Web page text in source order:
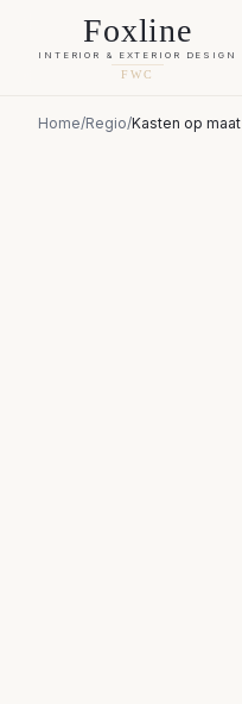
Foxline
INTERIOR & EXTERIOR DESIGN
FWC
Home/Regio/Kasten op maat